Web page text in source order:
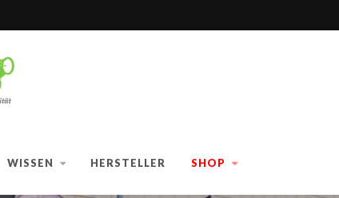
WISSEN HERSTELLER SHOP